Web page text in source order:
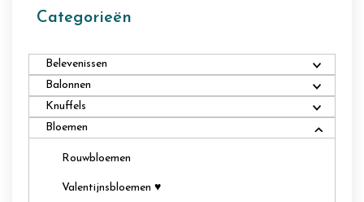
Categorieën
Belevenissen
Balonnen
Knuffels
Bloemen
Rouwbloemen
Valentijnsbloemen ♥